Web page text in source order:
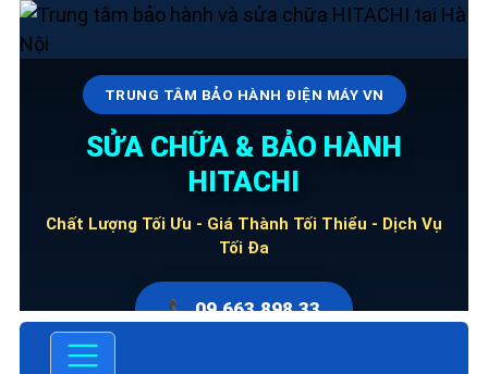
TRUNG TÂM BẢO HÀNH ĐIỆN MÁY VN
SỬA CHỮA & BẢO HÀNH
HITACHI
Chất Lượng Tối Ưu - Giá Thành Tối Thiểu - Dịch Vụ
Tối Đa
📞 09.663.898.33